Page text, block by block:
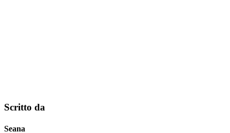
Scritto da
Seana